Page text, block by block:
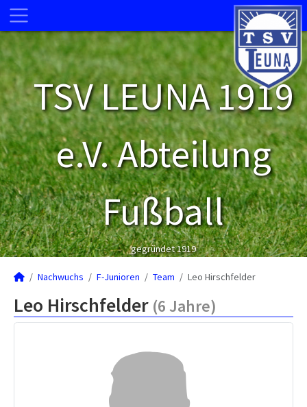
TSV LEUNA 1919
e.V. Abteilung
Fußball
gegründet 1919
Nachwuchs F-Junioren Team Leo Hirschfelder
Leo Hirschfelder (6 Jahre)